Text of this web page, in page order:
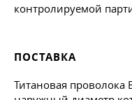
контролируемой
ПОСТАВКА
Титановая проволока